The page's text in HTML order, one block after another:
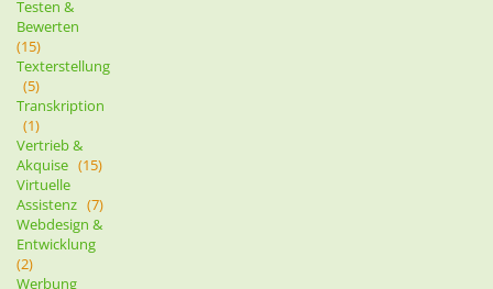
Testen &
Bewerten
(15)
Texterstellung
(5)
Transkription
(1)
Vertrieb &
Akquise (15)
Virtuelle
Assistenz (7)
Webdesign &
Entwicklung
(2)
Werbung